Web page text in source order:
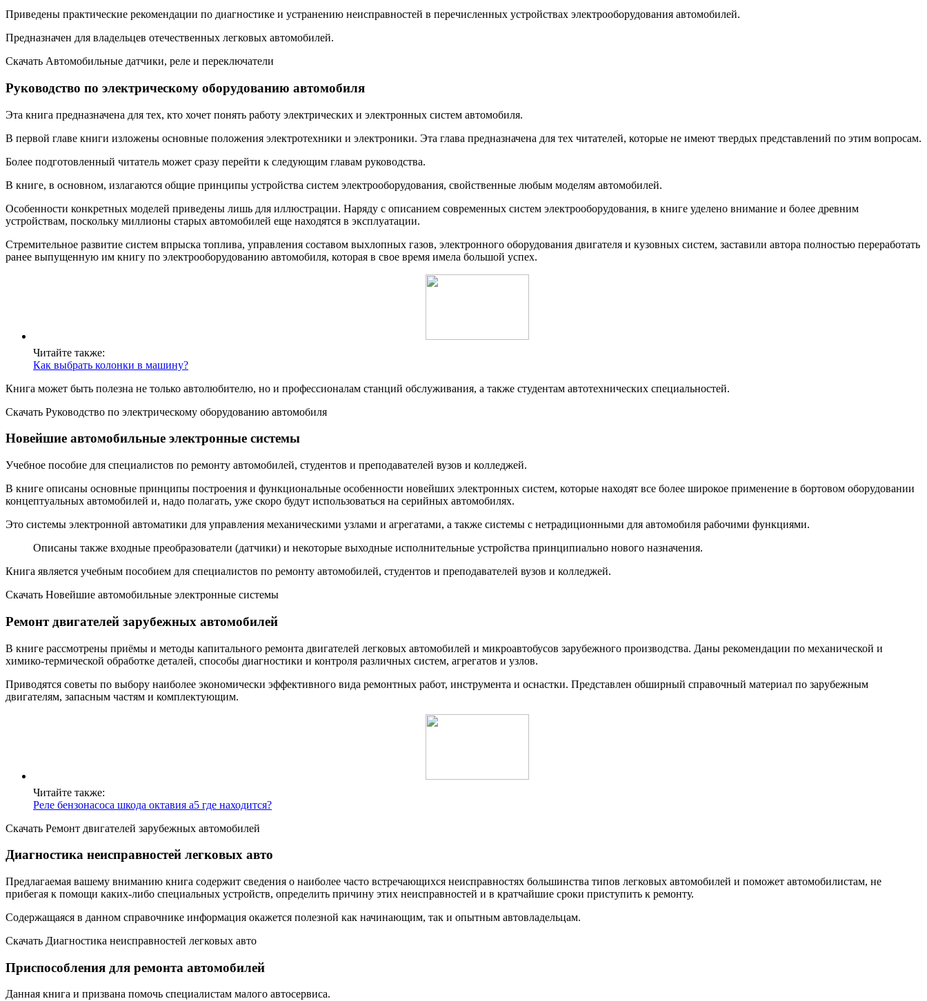
Приведены практические рекомендации по диагностике и устранению неисправностей в перечисленных устройствах электрооборудования автомобилей.
Предназначен для владельцев отечественных легковых автомобилей.
Скачать Автомобильные датчики, реле и переключатели
Руководство по электрическому оборудованию автомобиля
Эта книга предназначена для тех, кто хочет понять работу электрических и электронных систем автомобиля.
В первой главе книги изложены основные положения электротехники и электроники. Эта глава предназначена для тех читателей, которые не имеют твердых представлений по этим вопросам.
Более подготовленный читатель может сразу перейти к следующим главам руководства.
В книге, в основном, излагаются общие принципы устройства систем электрооборудования, свойственные любым моделям автомобилей.
Особенности конкретных моделей приведены лишь для иллюстрации. Наряду с описанием современных систем электрооборудования, в книге уделено внимание и более древним
устройствам, поскольку миллионы старых автомобилей еще находятся в эксплуатации.
Стремительное развитие систем впрыска топлива, управления составом выхлопных газов, электронного оборудования двигателя и кузовных систем, заставили автора полностью переработать
ранее выпущенную им книгу по электрооборудованию автомобиля, которая в свое время имела большой успех.
Читайте также:
Как выбрать колонки в машину?
Книга может быть полезна не только автолюбителю, но и профессионалам станций обслуживания, а также студентам автотехнических специальностей.
Скачать Руководство по электрическому оборудованию автомобиля
Новейшие автомобильные электронные системы
Учебное пособие для специалистов по ремонту автомобилей, студентов и преподавателей вузов и колледжей.
В книге описаны основные принципы построения и функциональные особенности новейших электронных систем, которые находят все более широкое применение в бортовом оборудовании
концептуальных автомобилей и, надо полагать, уже скоро будут использоваться на серийных автомобилях.
Это системы электронной автоматики для управления механическими узлами и агрегатами, а также системы с нетрадиционными для автомобиля рабочими функциями.
Описаны также входные преобразователи (датчики) и некоторые выходные исполнительные устройства принципиально нового назначения.
Книга является учебным пособием для специалистов по ремонту автомобилей, студентов и преподавателей вузов и колледжей.
Скачать Новейшие автомобильные электронные системы
Ремонт двигателей зарубежных автомобилей
В книге рассмотрены приёмы и методы капитального ремонта двигателей легковых автомобилей и микроавтобусов зарубежного производства. Даны рекомендации по механической и
химико-термической обработке деталей, способы диагностики и контроля различных систем, агрегатов и узлов.
Приводятся советы по выбору наиболее экономически эффективного вида ремонтных работ, инструмента и оснастки. Представлен обширный справочный материал по зарубежным
двигателям, запасным частям и комплектующим.
Читайте также:
Реле бензонасоса шкода октавия а5 где находится?
Скачать Ремонт двигателей зарубежных автомобилей
Диагностика неисправностей легковых авто
Предлагаемая вашему вниманию книга содержит сведения о наиболее часто встречающихся неисправностях большинства типов легковых автомобилей и поможет автомобилистам, не
прибегая к помощи каких-либо специальных устройств, определить причину этих неисправностей и в кратчайшие сроки приступить к ремонту.
Содержащаяся в данном справочнике информация окажется полезной как начинающим, так и опытным автовладельцам.
Скачать Диагностика неисправностей легковых авто
Приспособления для ремонта автомобилей
Данная книга и призвана помочь специалистам малого автосервиса.